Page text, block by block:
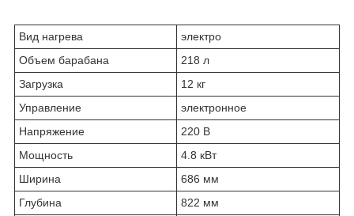
Вид нагрева
электро
Объем барабана
218 л
Загрузка
12 кг
Управление
электронное
Напряжение
220 В
Мощность
4.8 кВт
Ширина
686 мм
Глубина
822 мм